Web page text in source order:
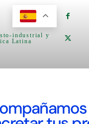
industrial y
Latina